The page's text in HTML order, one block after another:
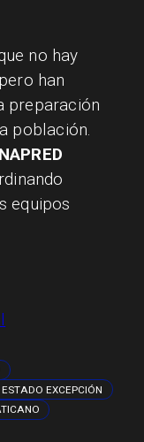
no hay
han
preparación
población.
equipos
ESTADO EXCEPCIÓN